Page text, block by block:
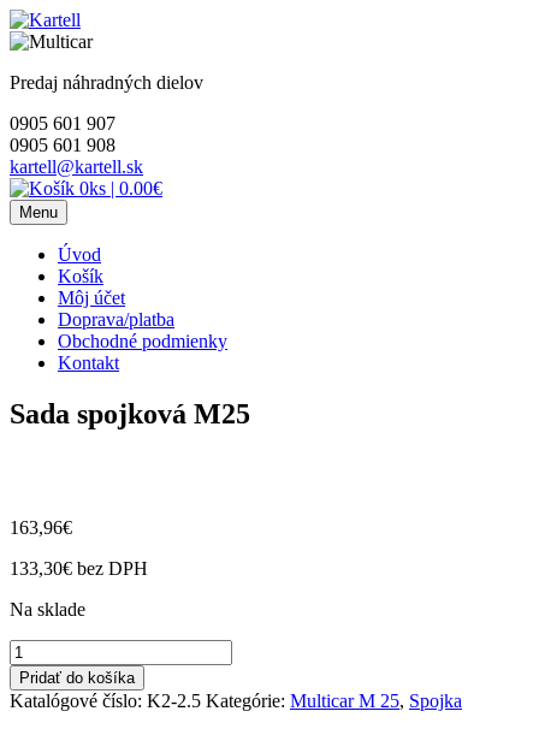
Skip
to
Predaj náhradných dielov
0905 601 907
0905 601 908
kartell@kartell.sk
0ks | 0.00€
Menu
Úvod
Košík
Môj účet
Doprava/platba
Obchodné podmienky
Kontakt
Sada spojková M25
163,96€
133,30€ bez DPH
Na sklade
množstvo
Sada
spojková
M25
Pridať do košíka
Katalógové číslo: K2-2.5 Kategórie: Multicar M 25, Spojka